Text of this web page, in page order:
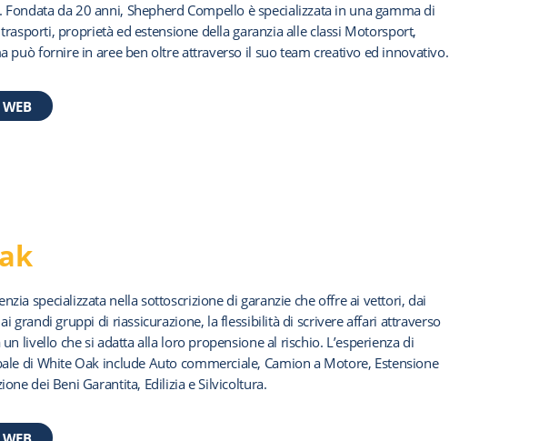
Fondata da 20 anni, Shepherd Compello è specializzata in una gamma di
proprietà ed estensione della garanzia alle classi Motorsport,
può fornire in aree ben oltre attraverso il suo team creativo ed innovativo.
specializzata nella sottoscrizione di garanzie che offre ai vettori, dai
ai grandi gruppi di riassicurazione, la flessibilità di scrivere affari attraverso
un livello che si adatta alla loro propensione al rischio. L’esperienza di
di White Oak include Auto commerciale, Camion a Motore, Estensione
dei Beni Garantita, Edilizia e Silvicoltura.